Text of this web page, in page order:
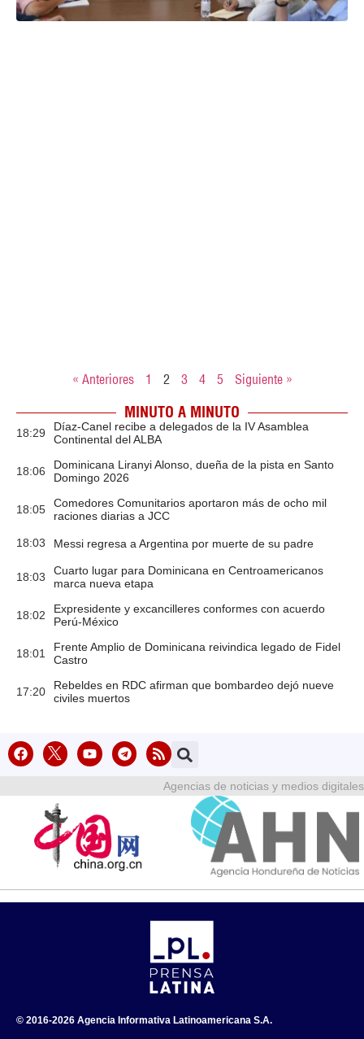
« Anteriores 1 2 3 4 5 Siguiente »
MINUTO A MINUTO
18:29
Díaz-Canel recibe a delegados de la IV Asamblea
Continental del ALBA
18:06
Dominicana Liranyi Alonso, dueña de la pista en Santo
Domingo 2026
18:05
Comedores Comunitarios aportaron más de ocho mil
raciones diarias a JCC
18:03 Messi regresa a Argentina por muerte de su padre
18:03
Cuarto lugar para Dominicana en Centroamericanos
marca nueva etapa
18:02
Expresidente y excancilleres conformes con acuerdo
Perú-México
18:01
Frente Amplio de Dominicana reivindica legado de Fidel
Castro
17:20
Rebeldes en RDC afirman que bombardeo dejó nueve
civiles muertos
Agencias de noticias y medios digitales
© 2016-2026 Agencia Informativa Latinoamericana S.A.